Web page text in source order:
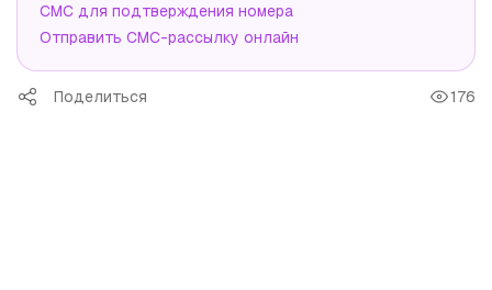
СМС для подтверждения номера
Отправить СМС-рассылку онлайн
Поделиться 176